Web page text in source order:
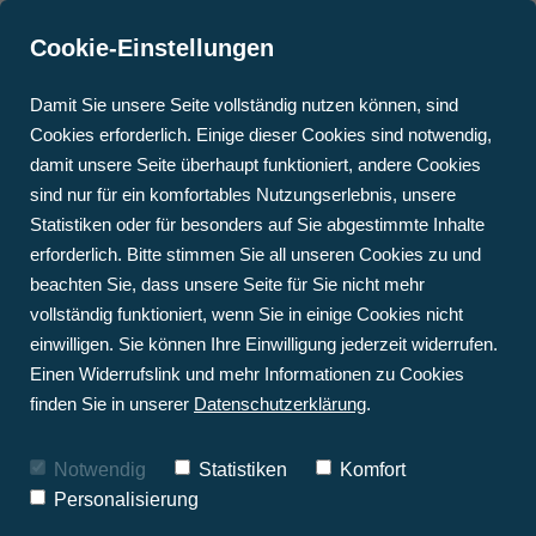
HEIZUNGSSYSTEME
• PELLETHEIZUNG
• HYBRIDSYSTEM:
GASBRENNWERT &
SOLAR
•
STAATLICHE
WARTUNG
WÄRMEPUMPEN
ANGEBOTSSERVICE
WÄRMEPUMPEN-CHECK
TERMIN BUCHEN
AUSBILDUNG
FRAG DEN FACHMANN
Ausbildung bei Schuth
Qualifikation, Karriere - alles ist möglich bei
Schuth Haustechnik.
Starte noch heute mit einer Ausbildung, die
Spaß macht!
Cookie-Einstellungen
Damit Sie unsere Seite vollständig nutzen können, sind
Cookies erforderlich. Einige dieser Cookies sind notwendig,
damit unsere Seite überhaupt funktioniert, andere Cookies
sind nur für ein komfortables Nutzungserlebnis, unsere
Statistiken oder für besonders auf Sie abgestimmte Inhalte
erforderlich. Bitte stimmen Sie all unseren Cookies zu und
beachten Sie, dass unsere Seite für Sie nicht mehr
vollständig funktioniert, wenn Sie in einige Cookies nicht
einwilligen. Sie können Ihre Einwilligung jederzeit widerrufen.
Einen Widerrufslink und mehr Informationen zu Cookies
finden Sie in unserer Datenschutzerklärung.
Notwendig Statistiken
Komfort
Personalisierung